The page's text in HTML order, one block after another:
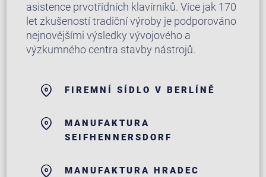
asistence prvotřídních klavírníků. Více jak 170
let zkušeností tradiční výroby je podporováno
nejnovějšími výsledky vývojového a
výzkumného centra stavby nástrojů.
FIREMNÍ SÍDLO V BERLÍNĚ
MANUFAKTURA
SEIFHENNERSDORF
MANUFAKTURA HRADEC